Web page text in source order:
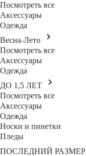
Посмотреть все
Аксессуары
Одежда
Весна-Лето
Посмотреть все
Аксессуары
Одежда
ДО 1,5 ЛЕТ
Посмотреть все
Аксессуары
Одежда
Носки и пинетки
Пледы
ПОСЛЕДНИЙ РАЗМЕР